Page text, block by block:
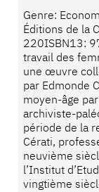
Genre:
Éditions de la
220ISBN13:
travail des
une œuvre
par Edmonde
moyen-âge
archiviste-
période de la
Cérati,
neuvième
l’Institut
vingtième